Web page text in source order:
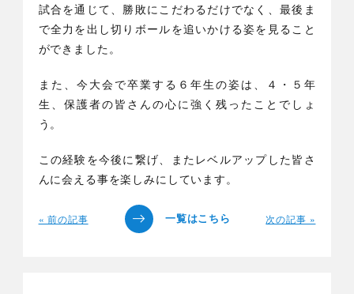
試合を通じて、勝敗にこだわるだけでなく、最後ま
で全力を出し切りボールを追いかける姿を見ること
ができました。
また、今大会で卒業する６年生の姿は、４・５年
生、保護者の皆さんの心に強く残ったことでしょ
う。
この経験を今後に繋げ、またレベルアップした皆さ
んに会える事を楽しみにしています。
« 前の記事 次の記事 »